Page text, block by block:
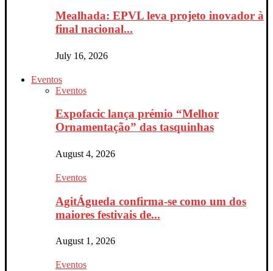
Mealhada: EPVL leva projeto inovador à
final nacional...
July 16, 2026
Eventos
Eventos
Expofacic lança prémio “Melhor
Ornamentação” das tasquinhas
August 4, 2026
Eventos
AgitÁgueda confirma-se como um dos
maiores festivais de...
August 1, 2026
Eventos